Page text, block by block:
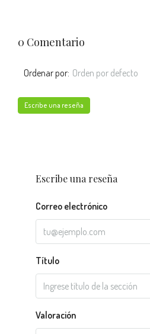
0 Comentario
Ordenar por: Orden por defecto
Escribe una reseña
Escribe una reseña
Correo electrónico
Título
Valoración